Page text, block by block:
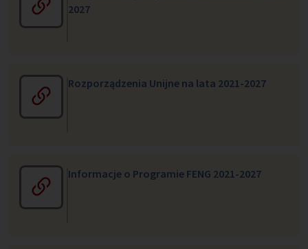
2027
Rozporządzenia Unijne na lata 2021-2027
Informacje o Programie FENG 2021-2027